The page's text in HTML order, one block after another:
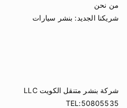
من نحن
شريكنا الجديد: بنشر سيارات
شركة بنشر متنقل الكويت LLC
TEL:50805535